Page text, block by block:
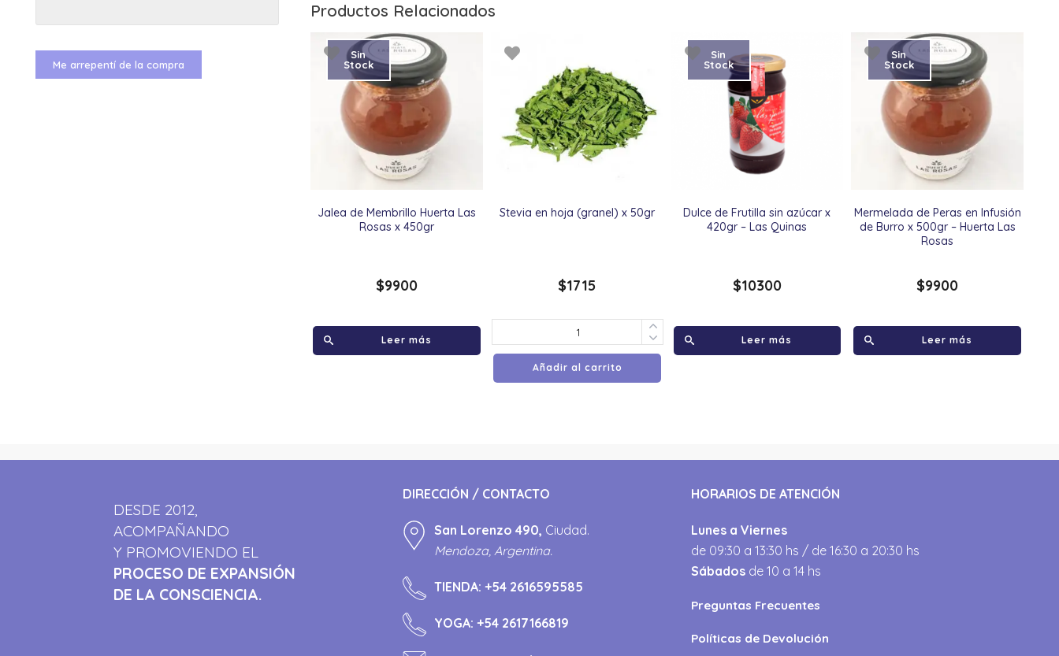
Productos Relacionados
Jalea de Membrillo Huerta Las
Rosas x 450gr
Sin
Stock
$9900
Leer más
Stevia en hoja (granel) x 50gr
$1715
Añadir al carrito
Dulce de Frutilla sin azúcar x
420gr – Las Quinas
Sin
Stock
$10300
Leer más
Mermelada de Peras en Infusión
de Burro x 500gr – Huerta Las
Rosas
Sin
Stock
$9900
Leer más
Me arrepentí de la compra
DESDE 2012,
ACOMPAÑANDO
Y PROMOVIENDO EL
PROCESO DE EXPANSIÓN
DE LA CONSCIENCIA.
DIRECCIÓN / CONTACTO
San Lorenzo 490, Ciudad.
Mendoza, Argentina.
TIENDA: +54 2616595585
YOGA: +54 2617166819
HORARIOS DE ATENCIÓN
Lunes a Viernes
de 09:30 a 13:30 hs / de 16:30 a 20:30 hs
Sábados de 10 a 14 hs
Preguntas Frecuentes
Políticas de Devolución